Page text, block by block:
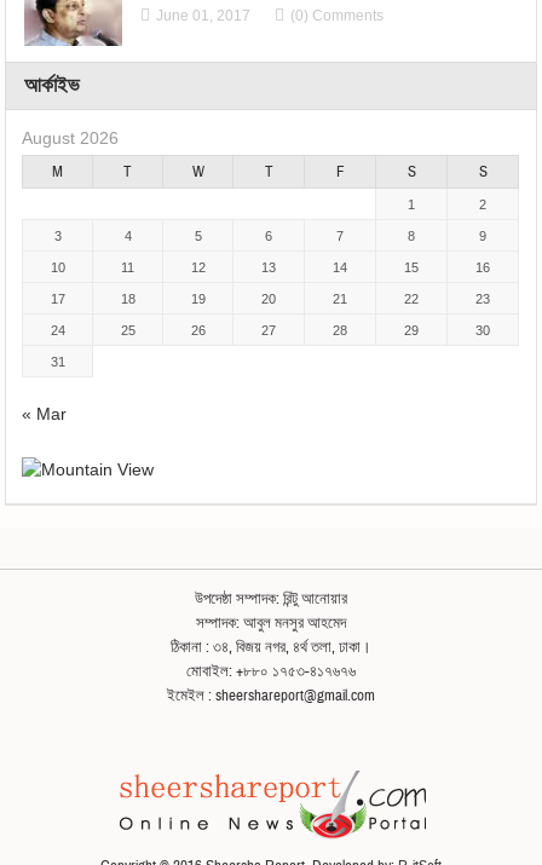
June 01, 2017 (0) Comments
আর্কাইভ
August 2026
M
T W T F S S
1 2
3 4 5 6 7 8 9
10 11 12 13 14 15 16
17 18 19 20 21 22 23
24 25 26 27 28 29 30
31
« Mar
উপদেষ্ঠা সম্পাদক: রিন্টু আনোয়ার
সম্পাদক: আবুল মনসুর আহমেদ
ঠিকানা : ৩৪, বিজয় নগর, ৪র্থ তলা, ঢাকা।
মোবাইল: +৮৮০ ১৭৫৩-৪১৭৬৭৬
ইমেইল : sheershareport@gmail.com